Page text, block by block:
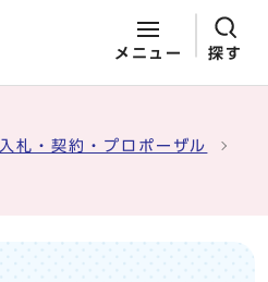
メニュー 探す
入札・契約・プロポーザル